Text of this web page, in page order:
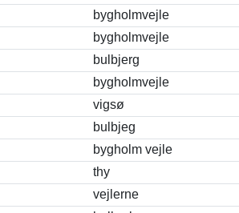
bygholmvejle
bygholmvejle
bulbjerg
bygholmvejle
vigsø
bulbjeg
bygholm vejle
thy
vejlerne